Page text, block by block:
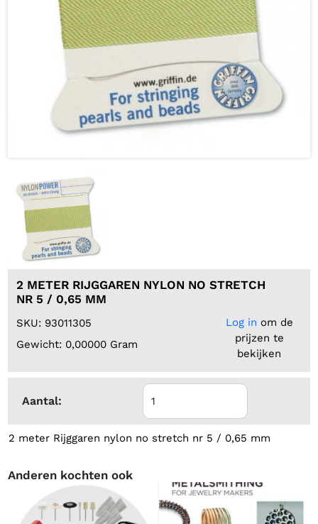
2 METER RIJGGAREN NYLON NO STRETCH
NR 5 / 0,65 MM
SKU: 93011305
Gewicht: 0,00000 Gram
Log in om de
prijzen te
bekijken
Aantal:
2 meter Rijggaren nylon no stretch nr 5 / 0,65 mm
Anderen kochten ook